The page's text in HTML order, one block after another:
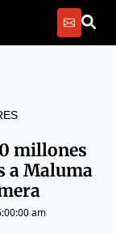
millones
a Maluma
am